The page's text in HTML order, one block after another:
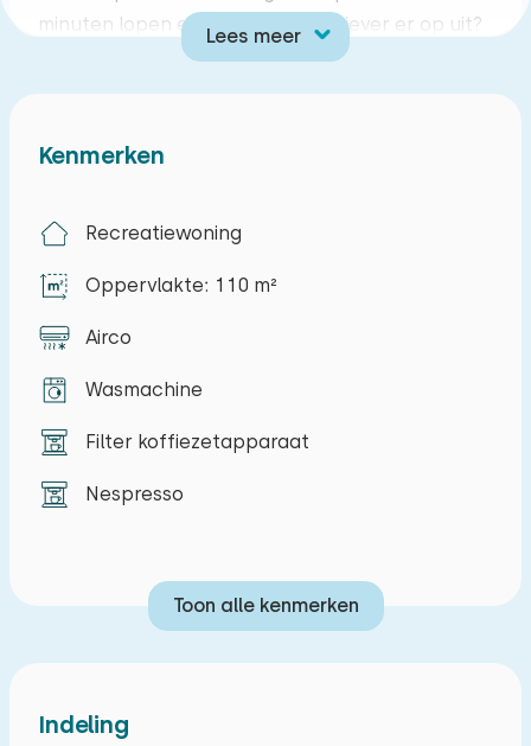
minuten lopen een leuke markt. Liever er op uit?
Binnen vijf minuten fietsen bent u al op het
strand. Hier kunt u een fikse strandwandeling
of heerlijk wandelen door de duinen.
gezellig eethoek en zithoek met TV. De royale
open keuken heeft onder andere een
koffiezetapparaat, koel-vriescombinatie,
waterkoker, broodrooster en een vierpits
inductie-kookstel. Op de begane grond zijn er
twee slaapkamers, één met een
half hoogslaper (90 x 200). Ook is er op de
Separaat toilet. Er zijn vier slaapkamers op de
is hier een tweede badkamer met een
Lees meer
Kenmerken
Recreatiewoning
Oppervlakte: 110 m²
Airco
Wasmachine
Filter koffiezetapparaat
Nespresso
Toon alle kenmerken
Indeling